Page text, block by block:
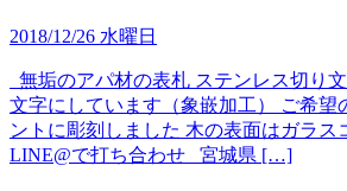
2018/12/26 水曜日
無垢のアパ材の表札 ステンレス切り
文字にしています（象嵌加工） ご希望
ントに彫刻しました 木の表面はガラス
LINE@で打ち合わせ 宮城県 […]